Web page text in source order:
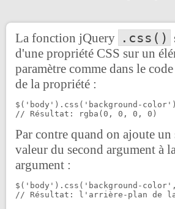
La fonction jQuery .css()
d'une propriété CSS sur un
paramètre comme dans le
de la propriété :
$('body').css('background-
// Résultat: rgba(0, 0, 0, 0)
Par contre quand on ajoute
valeur du second argument à
argument :
$('body').css('background-
// Résultat: l'arrière-plan de la